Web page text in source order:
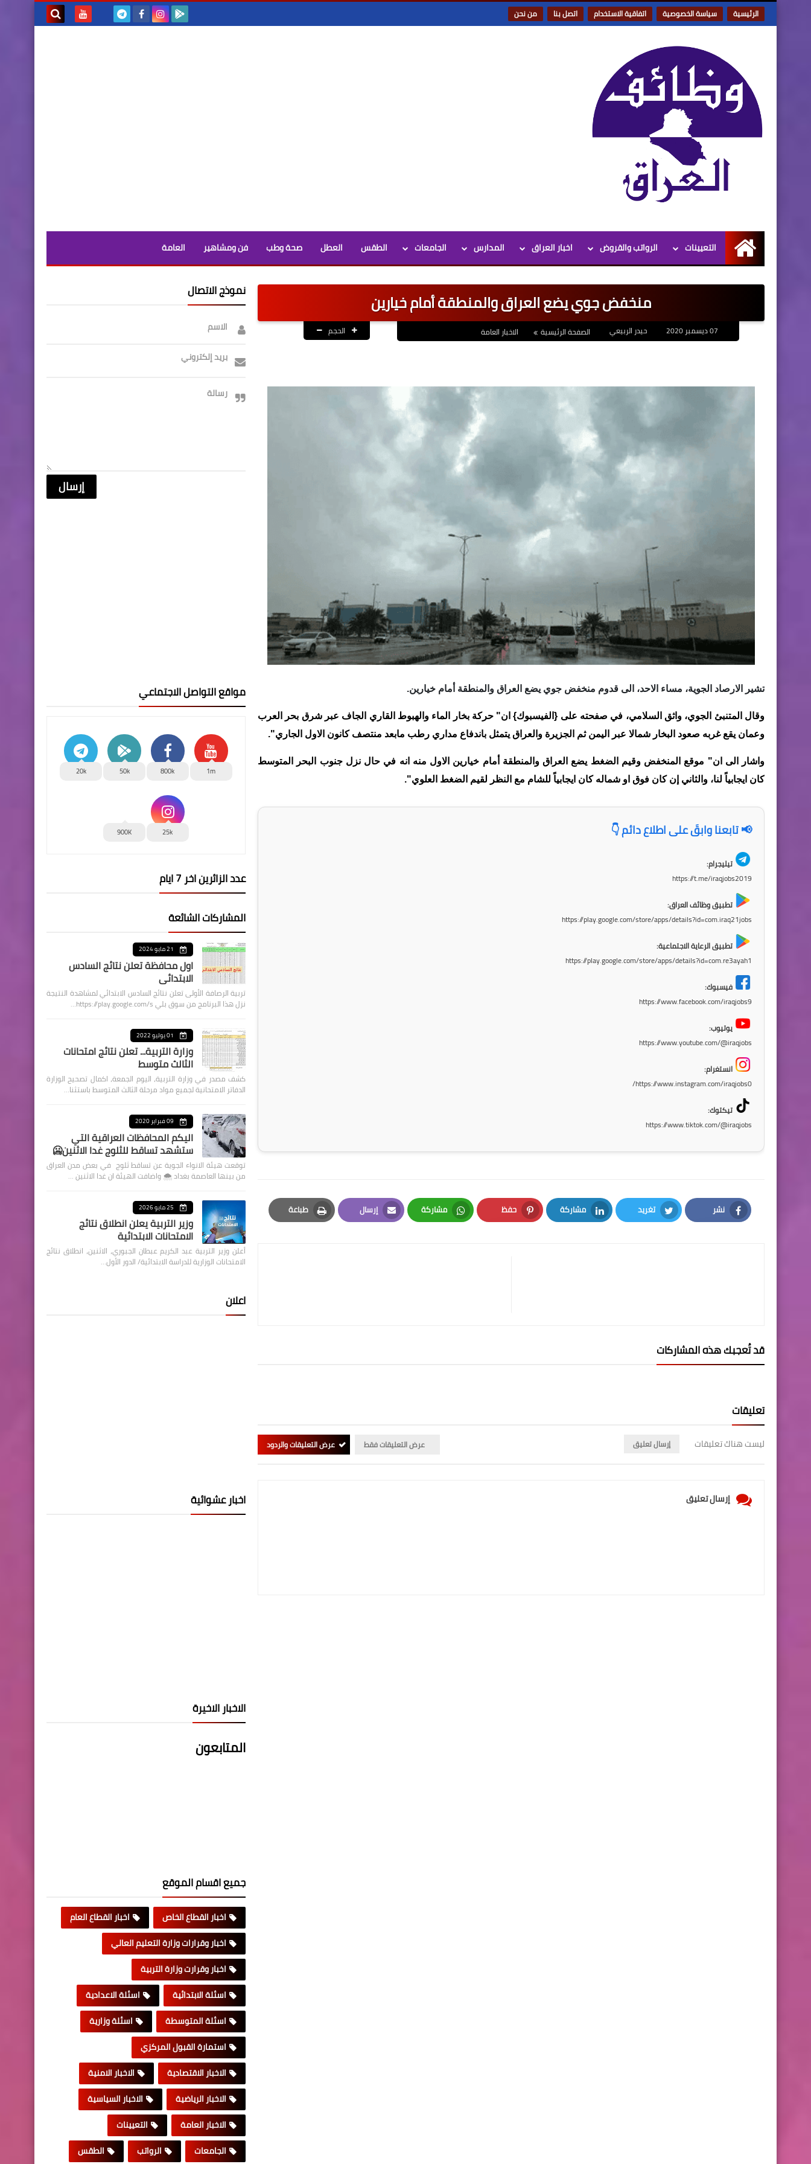
الرئيسية سياسة الخصوصية اتفاقية الاستخدام اتصل بنا من نحن
الرئيسية
التعيينات الرواتب والقروض اخبار العراق المدارس الجامعات الطقس العطل صحة وطب فن ومشاهير العامة
منخفض جوي يضع العراق والمنطقة أمام خيارين
حيدر الربيعي الصفحة الرئيسية الاخبار العامة الحجم
تشير الارصاد الجوية، مساء الاحد، الى قدوم منخفض جوي يضع العراق والمنطقة أمام خيارين.
‏وقال المتنبئ الجوي، واثق السلامي، في صفحته على {الفيسبوك} ان" حركة بخار الماء والهبوط القاري الجاف عبر شرق بحر العرب
وعمان يقع غربه صعود البخار شمالا عبر اليمن ثم الجزيرة والعراق يتمثل باندفاع مداري رطب مابعد منتصف كانون الاول الجاري".
واشار الى ان" موقع المنخفض وقيم الضغط يضع العراق والمنطقة أمام خيارين الاول منه انه في حال نزل جنوب البحر المتوسط
كان ايجابياً لنا، والثاني إن كان فوق او شماله كان ايجابياً للشام مع النظر لقيم الضغط العلوي".
📢 تابعنا وابقَ على اطلاع دائم 👇
تيليجرام:
https://t.me/iraqjobs2019
تطبيق وظائف العراق:
https://play.google.com/store/apps/details?id=com.iraq21jobs
تطبيق الرعاية الاجتماعية:
https://play.google.com/store/apps/details?id=com.re3ayah1
فيسبوك:
https://www.facebook.com/iraqjobs9
يوتيوب:
https://www.youtube.com/@iraqjobs
انستغرام:
https://www.instagram.com/iraqjobs0/
تيكتوك:
https://www.tiktok.com/@iraqjobs
نشر
Facebook
تغريد
Twitter
مشاركة
LinkedIn
حفظ
Pinterest
مشاركة
Whatsapp
إرسال
Email
طباعة
Print
قد تُعجبك هذه المشاركات
تعليقات
ليست هناك تعليقات إرسال تعليق عرض التعليقات فقط عرض التعليقات والردود
إرسال تعليق
نموذج الاتصال
الاسم
بريد إلكتروني
رسالة
مواقع التواصل الاجتماعي
1m
800k
50k
20k
25k
900K
عدد الزائرين اخر 7 ايام
المشاركات الشائعة
21 مايو 2024
اول محافظة تعلن نتائج السادس
الابتدائي
تربية الرصافة الأولى تعلن نتائج السادس الابتدائي لمشاهدة النتيجة
نزل هذا البرنامج من سوق بلي https://play.google.com/s…
01 يوليو 2022
وزارة التربية... تعلن نتائج امتحانات
الثالث متوسط
كشف مصدر في وزارة التربية، اليوم الجمعة، اكمال تصحيح الوزارة
الدفاتر الامتحانية لجميع مواد مرحلة الثالث المتوسط باستثنا…
09 فبراير 2020
اليكم المحافظات العراقية التي
ستشهد تساقط للثلوج غدا الاثنين🥶
توقعت هيئة الانواء الجوية عن تساقط ثلوج في بعض مدن العراق
من بينها العاصمة بغداد ⁦🌨️⁩ واضافت الهيئة ان غدا الاثنين …
25 مايو 2026
وزير التربية يعلن انطلاق نتائج
الامتحانات الابتدائية
أعلن وزير التربية عبد الكريم عبطان الجبوري، الاثنين، انطلاق نتائج
الامتحانات الوزارية للدراسة الابتدائية/ الدور الأول…
اعلان
اخبار عشوائية
الاخبار الاخيرة
المتابعون
جميع اقسام الموقع
اخبار القطاع الخاص
اخبار القطاع العام
اخبار وقرارات وزارة التعليم العالي
اخبار وقرارت وزارة التربية
اسئلة الابتدائية
اسئلة الاعدادية
اسئلة المتوسطة
اسئلة وزارية
استمارة القبول المركزي
الاخبار الاقتصادية
الاخبار الامنية
الاخبار الرياضية
الاخبار السياسية
الاخبار العامة
التعيينات
الجامعات
الرواتب الطقس